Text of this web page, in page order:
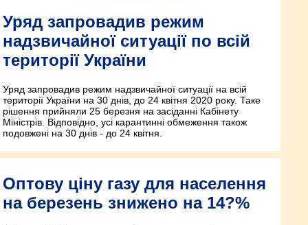
Уряд запровадив режим
надзвичайної ситуації по всій
території України
Уряд запровадив режим надзвичайної ситуації на всій
території України на 30 днів, до 24 квітня 2020 року. Таке
рішення прийняли 25 березня на засіданні Кабінету
Міністрів. Відповідно, усі карантинні обмеження також
подовжені на 30 днів - до 24 квітня.
Оптову ціну газу для населення
на березень знижено на 14?%